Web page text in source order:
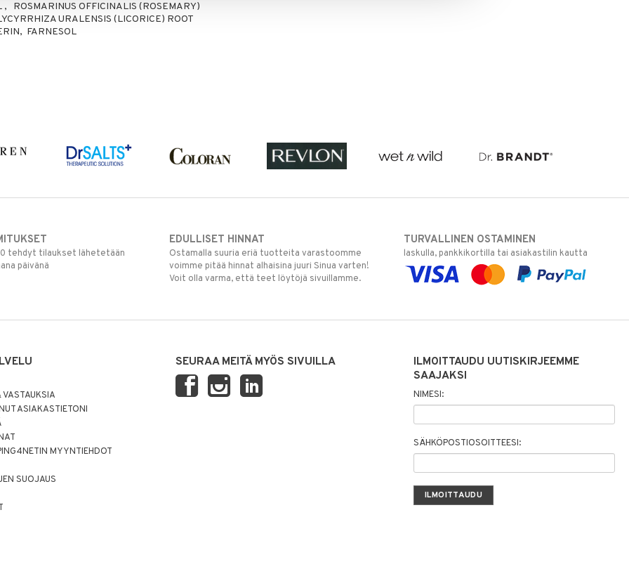
, ROSMARINUS OFFICINALIS (ROSEMARY)
URALENSIS (LICORICE) ROOT
FARNESOL
tehdyt tilaukset lähetetään
päivänä
EDULLISET HINNAT
Ostamalla suuria eriä tuotteita varastoomme
voimme pitää hinnat alhaisina juuri Sinua varten!
Voit olla varma, että teet löytöjä sivuillamme.
TURVALLINEN OSTAMINEN
laskulla, pankkikortilla tai asiakastilin kautta
ASIAKASTIETONI
MYYNTIEHDOT
SUOJAUS
SEURAA MEITÄ MYÖS SIVUILLA
ILMOITTAUDU UUTISKIRJEEMME
SAAJAKSI
NIMESI:
SÄHKÖPOSTIOSOITTEESI: